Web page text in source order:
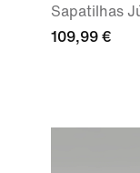
Sapatilhas
109,99 €